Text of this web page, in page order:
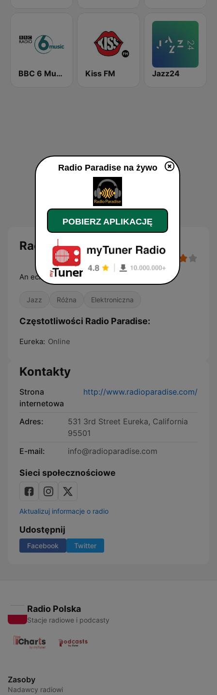
BBC 6 Music Kiss FM Jazz24
Radio Paradise
An eclectic online radio station
Jazz Różna Elektroniczna
Częstotliwości Radio Paradise:
Eureka: Online
Kontakty
Strona
internetowa
http://www.radioparadise.com/
Adres:
531 3rd Street Eureka, California
95501
E-mail:
info@radioparadise.com
Sieci społecznościowe
Aktualizuj informacje o radio
Udostępnij
Facebook Twitter
Radio Polska
Stacje radiowe i podcasty
Zasoby
Nadawcy radiowi
Radio Paradise na żywo
POBIERZ APLIKACJĘ